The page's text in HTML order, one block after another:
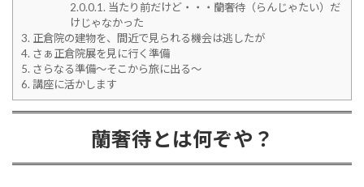
2.0.0.1. 当たり前だけど・・・蘭奢待（らんじゃたい）だ
けじゃなかった
3. 正倉院の建物を、間近で見られる機会は逃したが
4. さぁ正倉院展を見に行く準備
5. さらなる準備～そこから旅に出る～
6. 講座に活かします
蘭奢待とは何ぞや？